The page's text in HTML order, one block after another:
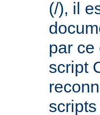
(/), il
par ce
script